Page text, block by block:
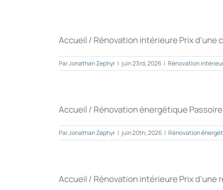
Accueil / Rénovation intérieure Prix d'une
ParJonathan Zephyr | juin 23rd, 2026 | Rénovation
Accueil / Rénovation énergétique
ParJonathan Zephyr | juin 20th, 2026 | Rénovation
Accueil / Rénovation intérieure Prix d'une